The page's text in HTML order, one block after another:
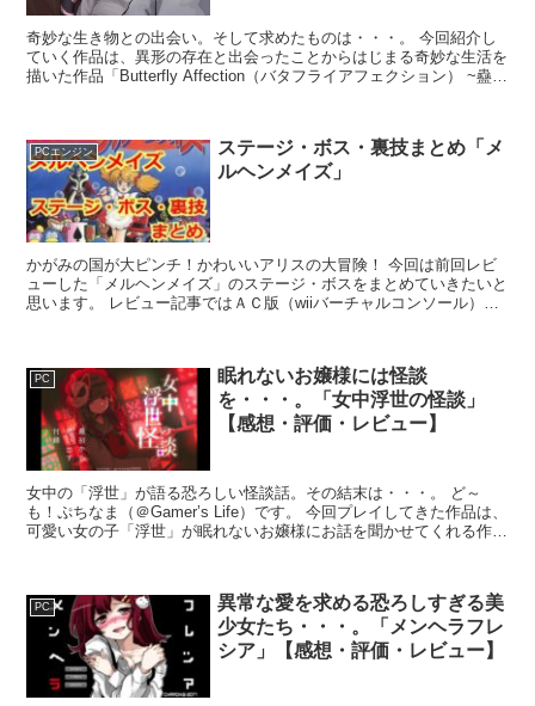
奇妙な生き物との出会い。そして求めたものは・・・。 今回紹介し
ていく作品は、異形の存在と出会ったことからはじまる奇妙な生活を
描いた作品「Butterfly Affection（バタフライアフェクション） ~蠱惑
PCエンジン
ステージ・ボス・裏技まとめ「メ
ルヘンメイズ」
かがみの国が大ピンチ！かわいいアリスの大冒険！ 今回は前回レビ
ューした「メルヘンメイズ」のステージ・ボスをまとめていきたいと
思います。 レビュー記事ではＡＣ版（wiiバーチャルコンソール）で
PC
眠れないお嬢様には怪談
を・・・。「女中浮世の怪談」
【感想・評価・レビュー】
女中の「浮世」が語る恐ろしい怪談話。その結末は・・・。 ど～
も！ぷちなま（＠Gamer’s Life）です。 今回プレイしてきた作品は、
可愛い女の子「浮世」が眠れないお嬢様にお話を聞かせてくれる作品
PC
異常な愛を求める恐ろしすぎる美
少女たち・・・。「メンヘラフレ
シア」【感想・評価・レビュー】